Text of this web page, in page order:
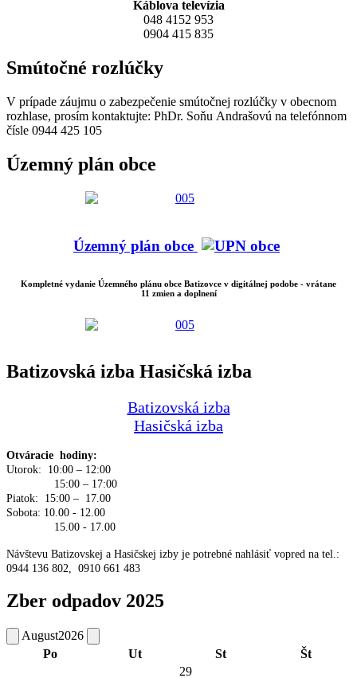
Káblova televízia
048 4152 953
0904 415 835
Smútočné rozlúčky
V prípade záujmu o zabezpečenie smútočnej rozlúčky v obecnom
rozhlase, prosím kontaktujte: PhDr. Soňu Andrašovú na telefónnom
čísle 0944 425 105
Územný plán obce
Územný plán obce
Kompletné vydanie Územného plánu obce Batizovce v digitálnej podobe - vrátane
11 zmien a doplnení
Batizovská izba Hasičská izba
Batizovská izba
Hasičská izba
Otváracie hodiny:
Utorok: 10:00 – 12:00
15:00 – 17:00
Piatok: 15:00 – 17.00
Sobota: 10.00 - 12.00
15.00 - 17.00
Návštevu Batizovskej a Hasičskej izby je potrebné nahlásiť vopred na tel.:
0944 136 802, 0910 661 483
Zber odpadov 2025
August2026
Po
Ut St Št
29